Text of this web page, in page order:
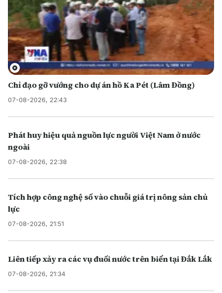
Chỉ đạo gỡ vướng cho dự án hồ Ka Pét (Lâm Đồng)
07-08-2026, 22:43
Phát huy hiệu quả nguồn lực người Việt Nam ở nước
ngoài
07-08-2026, 22:38
Tích hợp công nghệ số vào chuỗi giá trị nông sản chủ
lực
07-08-2026, 21:51
Liên tiếp xảy ra các vụ đuối nước trên biển tại Đắk Lắk
07-08-2026, 21:34